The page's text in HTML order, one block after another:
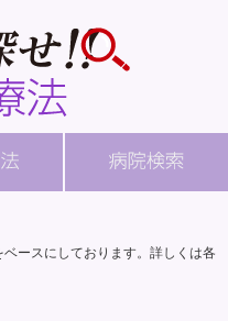
ースにしております。詳しくは各